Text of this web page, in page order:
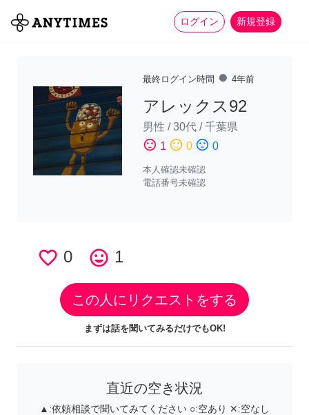
ログイン 新規登録
全て 家事 more_horiz
最終ログイン時間 fiber_manual_record 4年前
アレックス92
男性 /30代 /千葉県
sentiment_satisfied 1 sentiment_neutral 0 sentiment_dissatisfied 0
本人確認未確認
電話番号未確認
favorite_border 0 tag_faces 1
この人にリクエストをする
まずは話を聞いてみるだけでもOK!
直近の空き状況
▲:依頼相談で聞いてみてください ○:空あり ✕:空なし